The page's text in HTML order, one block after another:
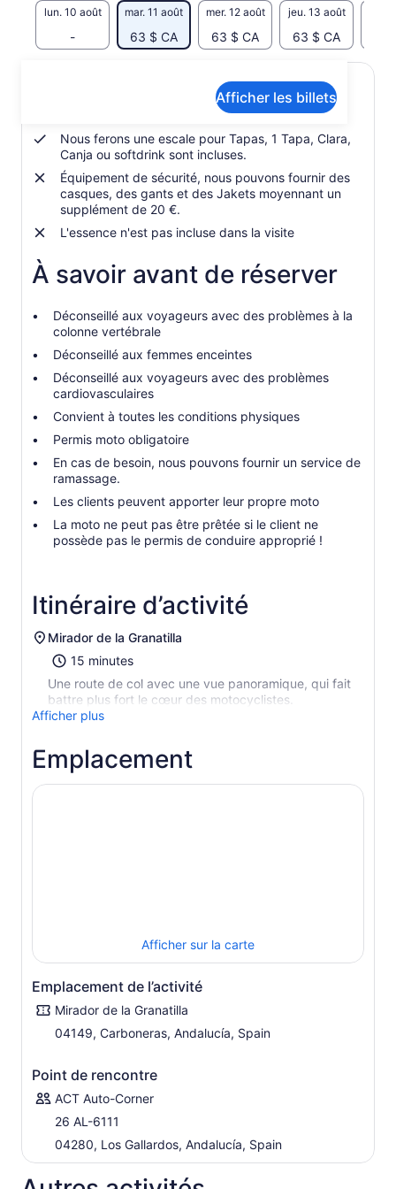
lun. 10 août
-
mar. 11 août
63 $ CA
mer. 12 août
63 $ CA
jeu. 13 août
63 $ CA
Afficher les billets
Inclusions et exclusions
Nous ferons une escale pour Tapas, 1 Tapa, Clara,
Canja ou softdrink sont incluses.
Équipement de sécurité, nous pouvons fournir des
casques, des gants et des Jakets moyennant un
supplément de 20 €.
L'essence n'est pas incluse dans la visite
À savoir avant de réserver
Déconseillé aux voyageurs avec des problèmes à la
colonne vertébrale
Déconseillé aux femmes enceintes
Déconseillé aux voyageurs avec des problèmes
cardiovasculaires
Convient à toutes les conditions physiques
Permis moto obligatoire
En cas de besoin, nous pouvons fournir un service de
ramassage.
Les clients peuvent apporter leur propre moto
La moto ne peut pas être prêtée si le client ne
possède pas le permis de conduire approprié !
Itinéraire d’activité
Mirador de la Granatilla
15 minutes
Une route de col avec une vue panoramique, qui fait
battre plus fort le cœur des motocyclistes.
Afficher plus
Emplacement
Afficher sur la carte
Emplacement de l’activité
Mirador de la Granatilla
04149, Carboneras, Andalucía, Spain
Point de rencontre
ACT Auto-Corner
26 AL-6111
04280, Los Gallardos, Andalucía, Spain